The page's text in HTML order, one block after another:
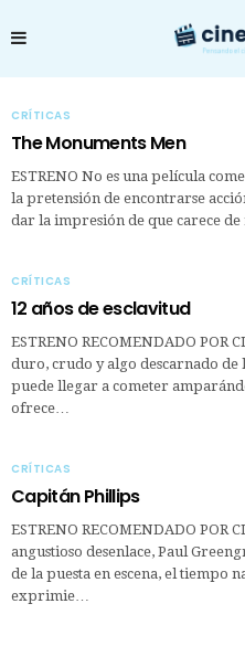
CRÍTICAS
The Monuments Men
ESTRENO No es una película
la pretensión de encontrarse
dar la impresión de que carece
CRÍTICAS
12 años de esclavitud
ESTRENO RECOMENDADO POR
duro, crudo y algo descarnado de
puede llegar a cometer
ofrece…
CRÍTICAS
Capitán Phillips
ESTRENO RECOMENDADO
angustioso desenlace, Paul
de la puesta en escena, el tiempo
exprimie…